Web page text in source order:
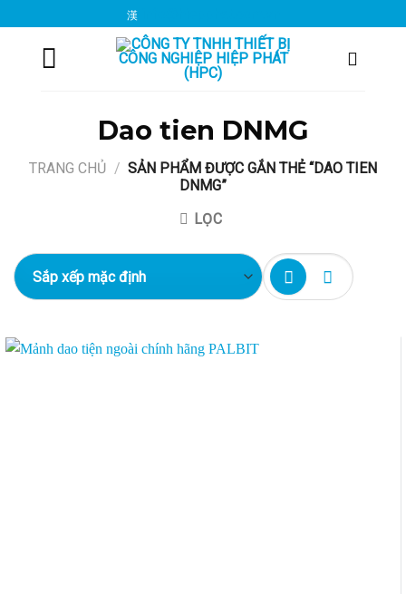
đến
info@hiepphat.com.vn
Dao tien DNMG
TRANG CHỦ / SẢN PHẨM ĐƯỢC GẮN THẺ “DAO TIEN
DNMG”
LỌC